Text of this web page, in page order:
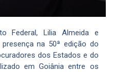
Federal, Lilia Almeida e
na 50ª edição do
dos Estados e do
em Goiânia entre os